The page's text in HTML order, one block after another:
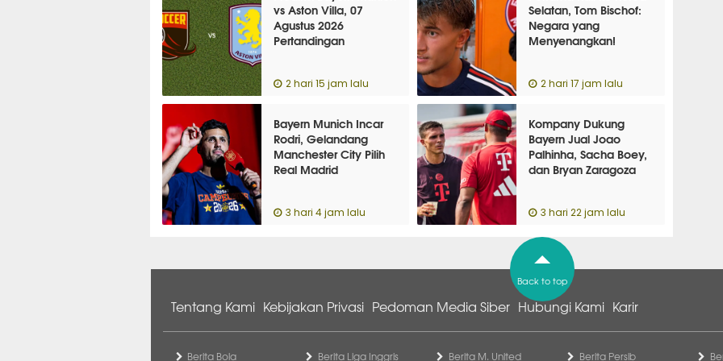
vs Aston Villa, 07
Agustus 2026
Pertandingan
2 hari 15 jam lalu
Selatan, Tom Bischof:
Negara yang
Menyenangkan!
2 hari 17 jam lalu
Bayern Munich Incar
Rodri, Gelandang
Manchester City Pilih
Real Madrid
3 hari 4 jam lalu
Kompany Dukung
Bayern Jual Joao
Palhinha, Sacha Boey,
dan Bryan Zaragoza
3 hari 22 jam lalu
Back to top
Tentang Kami Kebijakan Privasi Pedoman Media Siber Hubungi Kami Karir
Berita Bola Berita Liga Inggris Berita M. United Berita Persib